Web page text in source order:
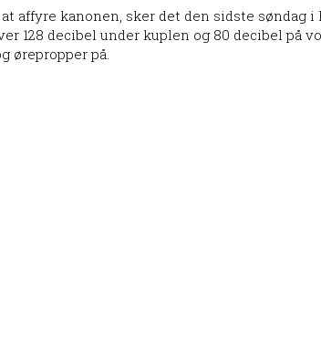
affyre kanonen, sker det den sidste søndag i
128 decibel under kuplen og 80 decibel på
ørepropper på.